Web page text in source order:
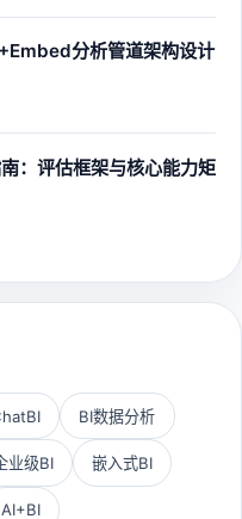
分析管道架构设计
：评估框架与核心能力矩
BI数据分析
业级BI 嵌入式BI
AI+BI